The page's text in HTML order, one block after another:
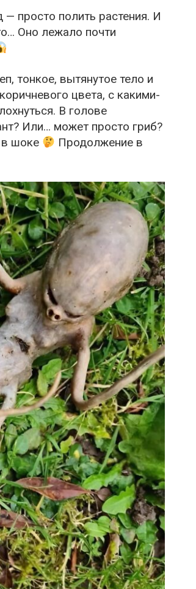
просто полить растения. И
Оно лежало почти
тонкое, вытянутое тело и
цвета, с какими-
В голове
Или… может просто гриб?
в шоке
Продолжение в